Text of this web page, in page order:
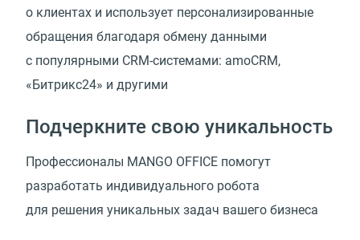
о клиентах и использует персонализированные
обращения благодаря обмену данными
с популярными CRM-системами: amoCRM,
«Битрикс24» и другими
Подчеркните свою уникальность
Профессионалы MANGO OFFICE помогут
разработать индивидуального робота
для решения уникальных задач вашего бизнеса